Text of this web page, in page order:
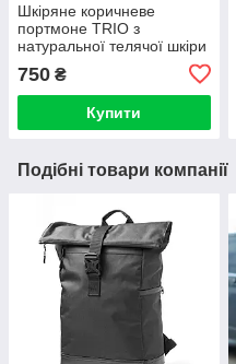
Шкіряне коричневе
портмоне TRIO з
натуральної телячої шкіри
ручної роботи Гаманець
Купюрник
750 ₴
Купити
Подібні товари компанії